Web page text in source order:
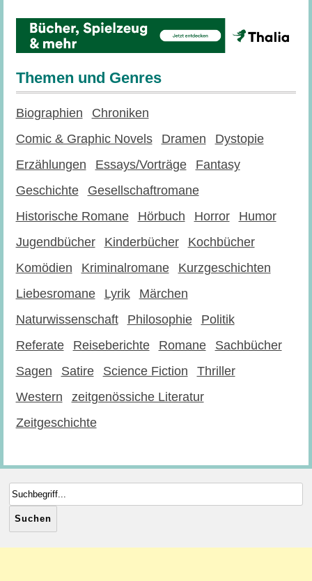
Themen und Genres
Biographien
Chroniken
Comic & Graphic Novels
Dramen
Dystopie
Erzählungen
Essays/Vorträge
Fantasy
Geschichte
Gesellschaftromane
Historische Romane
Hörbuch Horror
Humor
Jugendbücher
Kinderbücher
Kochbücher
Komödien
Kriminalromane
Kurzgeschichten
Liebesromane
Lyrik
Märchen
Naturwissenschaft
Philosophie
Politik
Referate
Reiseberichte Romane
Sachbücher
Sagen
Satire Science Fiction
Thriller
Western
zeitgenössiche Literatur
Zeitgeschichte